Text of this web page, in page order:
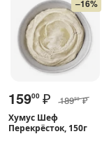
–16%
15900 ₽ 18999 ₽
Хумус Шеф
Перекрёсток, 150г